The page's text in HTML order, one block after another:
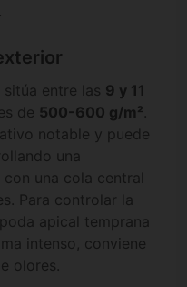
entre las 9 y 11
de 500-600 g/m².
notable y puede
una
una cola central
Para controlar la
apical temprana
intenso, conviene
olores.